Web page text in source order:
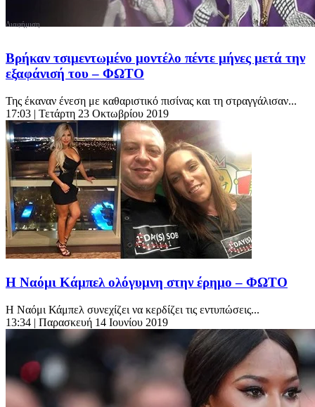
Βρήκαν τσιμεντωμένο μοντέλο πέντε μήνες μετά την
εξαφάνισή του – ΦΩΤΟ
Της έκαναν ένεση με καθαριστικό πισίνας και τη στραγγάλισαν...
17:03 | Τετάρτη 23 Οκτωβρίου 2019
Η Ναόμι Κάμπελ ολόγυμνη στην έρημο – ΦΩΤΟ
Η Ναόμι Κάμπελ συνεχίζει να κερδίζει τις εντυπώσεις...
13:34 | Παρασκευή 14 Ιουνίου 2019